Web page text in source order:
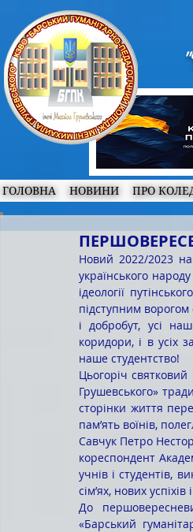
ГОЛОВНА НОВИНИ ПРО
Новий 2022/2023
українського
ідеології
підступним
і добробут, усі
коридори, і в усіх
наше студентство!
Цьогоріч
Грушевського»
сторінки життя
пам’ять воїнів,
Савчук Петро
кореспондент
учнів і студентів,
сім’ях, нових успіхів
До
«Барський